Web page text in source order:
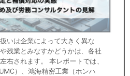
いは企業によって大きく異な
残業とみなすかどうかは、各社
右されます。 本レポートでは、
）、鴻海精密工業（ホンハ